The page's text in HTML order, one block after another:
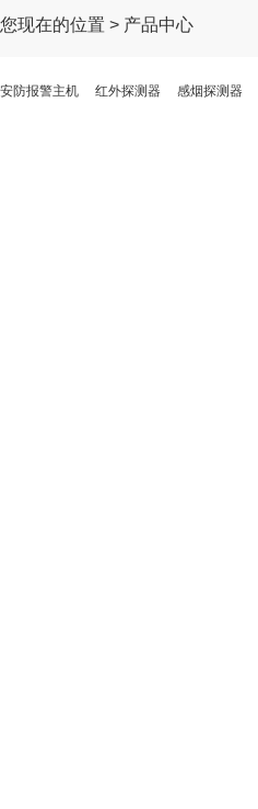
您现在的位置 > 产品中心
安防报警主机 红外探测器 感烟探测器